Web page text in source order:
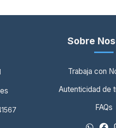
Sobre
Trabaja con
Autenticidad de
FAQs